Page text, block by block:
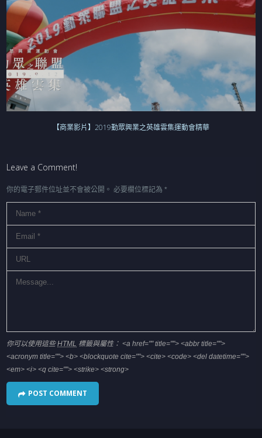
【商業影片】2019勤眾興業之英雄雲集運動會精華
Leave a Comment!
你的電子郵件位址並不會被公開。 必要欄位標記為*
你可以使用這些HTML 標籤與屬性：<a href="" title=""> <abbr title="">
<acronym title=""> <b> <blockquote cite=""> <cite> <code> <del datetime="">
<em> <i> <q cite=""> <strike> <strong>